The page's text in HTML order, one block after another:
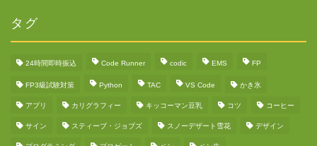
タグ
24時間即時振込 Code Runner codic EMS FP
FP3級試験対策 Python TAC VS Code かき氷
アプリ カリグラフィー キッコーマン豆乳 コツ コーヒー
サイン スティーブ・ジョブズ スノーデザート雪花 デザイン